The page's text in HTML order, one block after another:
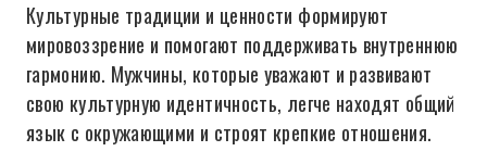
Культурные традиции и ценности формируют
мировоззрение и помогают поддерживать внутреннюю
гармонию. Мужчины, которые уважают и развивают
свою культурную идентичность, легче находят общий
язык с окружающими и строят крепкие отношения.